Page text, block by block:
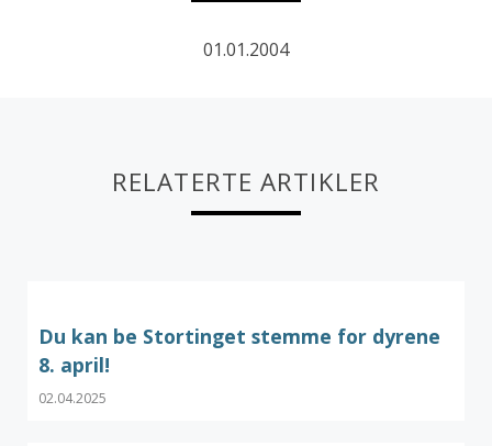
01.01.2004
RELATERTE ARTIKLER
Du kan be Stortinget stemme for dyrene
8. april!
02.04.2025